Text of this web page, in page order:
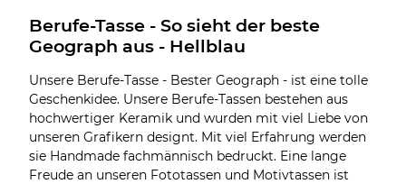
Berufe-Tasse - So sieht der beste
Geograph aus - Hellblau
Unsere Berufe-Tasse - Bester Geograph - ist eine tolle
Geschenkidee. Unsere Berufe-Tassen bestehen aus
hochwertiger Keramik und wurden mit viel Liebe von
unseren Grafikern designt. Mit viel Erfahrung werden
sie Handmade fachmännisch bedruckt. Eine lange
Freude an unseren Fototassen und Motivtassen ist